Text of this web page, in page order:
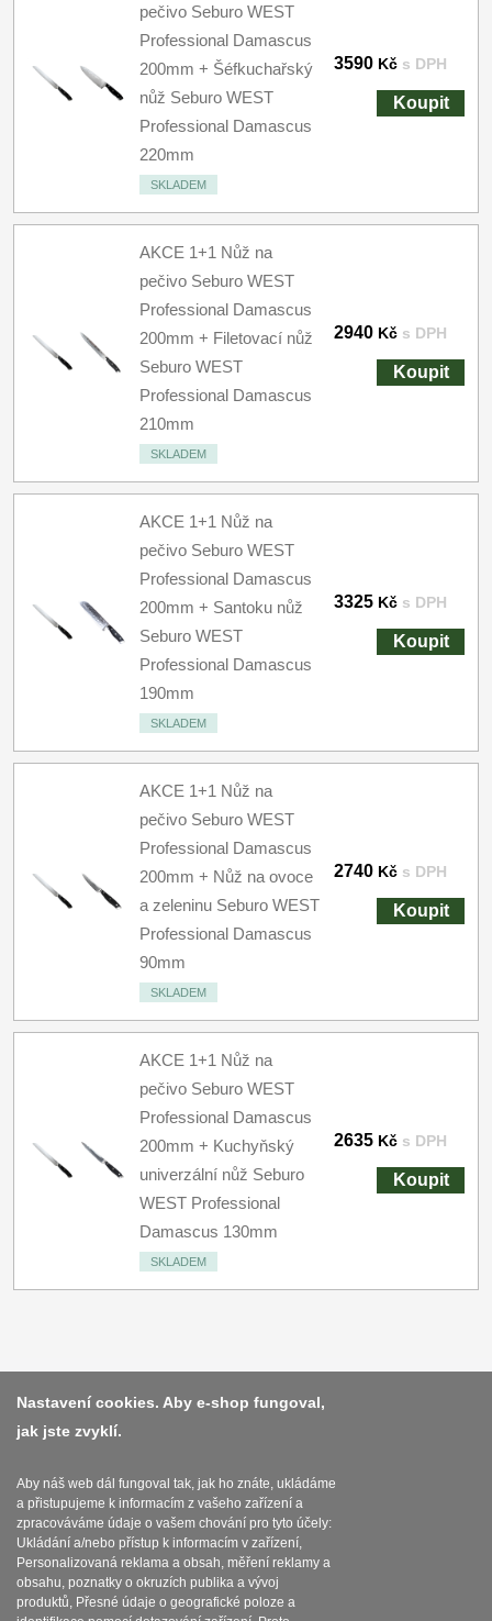
pečivo Seburo WEST
Professional Damascus
200mm + Šéfkuchařský
nůž Seburo WEST
Professional Damascus
220mm
SKLADEM
3590 Kč s DPH
Koupit
AKCE 1+1 Nůž na
pečivo Seburo WEST
Professional Damascus
200mm + Filetovací nůž
Seburo WEST
Professional Damascus
210mm
SKLADEM
2940 Kč s DPH
Koupit
AKCE 1+1 Nůž na
pečivo Seburo WEST
Professional Damascus
200mm + Santoku nůž
Seburo WEST
Professional Damascus
190mm
SKLADEM
3325 Kč s DPH
Koupit
AKCE 1+1 Nůž na
pečivo Seburo WEST
Professional Damascus
200mm + Nůž na ovoce
a zeleninu Seburo WEST
Professional Damascus
90mm
SKLADEM
2740 Kč s DPH
Koupit
AKCE 1+1 Nůž na
pečivo Seburo WEST
Professional Damascus
200mm + Kuchyňský
univerzální nůž Seburo
WEST Professional
Damascus 130mm
SKLADEM
2635 Kč s DPH
Koupit
Platba a dodávka
Obchodní podmínky
Zasady zpracovani osobnich udaju
Reklamační řád
O nožích
Nastavení cookies. Aby e-shop fungoval,
jak jste zvyklí.
Aby náš web dál fungoval tak, jak ho znáte, ukládáme
a přistupujeme k informacím z vašeho zařízení a
zpracováváme údaje o vašem chování pro tyto účely:
Ukládání a/nebo přístup k informacím v zařízení,
Personalizovaná reklama a obsah, měření reklamy a
obsahu, poznatky o okruzích publika a vývoj
produktů, Přesné údaje o geografické poloze a